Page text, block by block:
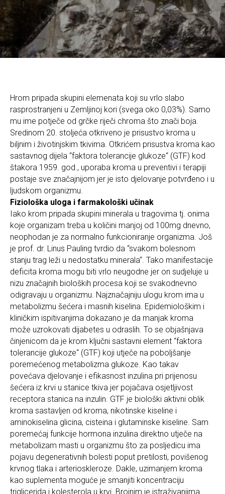
Hrom pripada skupini elemenata koji su vrlo slabo
rasprostranjeni u Zemljinoj kori (svega oko 0,03%). Samo
mu ime potječe od grčke riječi chroma što znači boja.
Sredinom 20. stoljeća otkriveno je prisustvo kroma u
biljnim i životinjskim tkivima. Otkrićem prisustva kroma kao
sastavnog dijela “faktora tolerancije glukoze“ (GTF) kod
štakora 1959. god., uporaba kroma u preventivi i terapiji
postaje sve značajnijom jer je isto djelovanje potvrđeno i u
ljudskom organizmu.
Fiziološka uloga i farmakološki učinak
Iako krom pripada skupini minerala u tragovima tj. onima
koje organizam treba u količini manjoj od 100mg dnevno,
neophodan je za normalno funkcioniranje organizma. Još
je prof. dr. Linus Pauling tvrdio da “svakom bolesnom
stanju trag leži u nedostatku minerala“. Tako manifestacije
deficita kroma mogu biti vrlo neugodne jer on sudjeluje u
nizu značajnih bioloških procesa koji se svakodnevno
odigravaju u organizmu. Najznačajniju ulogu krom ima u
metabolizmu šećera i masnih kiselina. Epidemiološkim i
kliničkim ispitivanjima dokazano je da manjak kroma
može uzrokovati dijabetes u odraslih. To se objašnjava
činjenicom da je krom ključni sastavni element “faktora
tolerancije glukoze“ (GTF) koji utječe na poboljšanje
poremećenog metabolizma glukoze. Kao takav
povećava djelovanje i efikasnost inzulina pri prijenosu
šećera iz krvi u stanice tkiva jer pojačava osjetljivost
receptora stanica na inzulin. GTF je biološki aktivni oblik
kroma sastavljen od kroma, nikotinske kiseline i
aminokiselina glicina, cisteina i glutaminske kiseline. Sam
poremećaj funkcije hormona inzulina direktno utječe na
metabolizam masti u organizmu što za posljedicu ima
pojavu degenerativnih bolesti poput pretilosti, povišenog
krvnog tlaka i arterioskleroze. Dakle, uzimanjem kroma
kao suplementa moguće je smanjiti koncentraciju
triglicerida i kolesterola u krvi. Brojnim je istraživanjima